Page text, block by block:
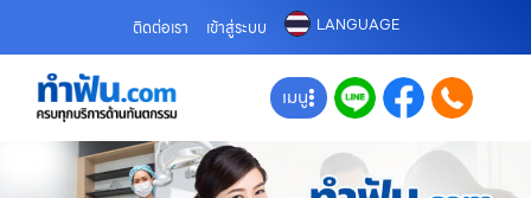
ติดต่อเรา เข้าสู่ระบบ LANGUAGE
เมนู